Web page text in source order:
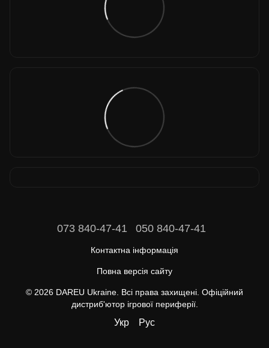
073 840-47-41 050 840-47-41
Контактна інформація
Повна версія сайту
© 2026 DAREU Ukraine. Всі права захищені. Офіційний
дистриб'ютор ігрової периферії.
Укр Рус